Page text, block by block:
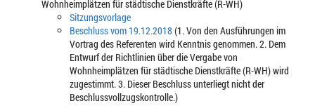
Wohnheimplätzen für städtische Dienstkräfte (R-WH)
Sitzungsvorlage
Beschluss vom 19.12.2018(1. Von den Ausführungen im
Vortrag des Referenten wird Kenntnis genommen. 2. Dem
Entwurf der Richtlinien über die Vergabe von
Wohnheimplätzen für städtische Dienstkräfte (R-WH) wird
zugestimmt. 3. Dieser Beschluss unterliegt nicht der
Beschlussvollzugskontrolle.)